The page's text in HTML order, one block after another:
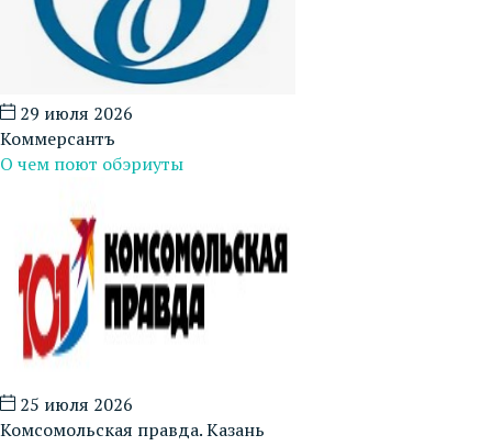
29 июля 2026
Коммерсантъ
О чем поют обэриуты
25 июля 2026
Комсомольская правда. Казань